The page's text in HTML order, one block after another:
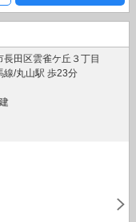
長田区雲雀ケ丘３丁目
線/丸山駅 歩23分